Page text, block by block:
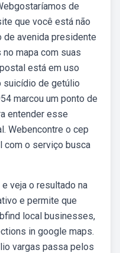
de
que você está não
de avenida presidente
mapa com suas
está em uso
suicídio de getúlio
marcou um ponto de
entender esse
Webencontre o cep
com o serviço busca
veja o resultado na
e permite que
local businesses,
in google maps.
vargas passa pelos